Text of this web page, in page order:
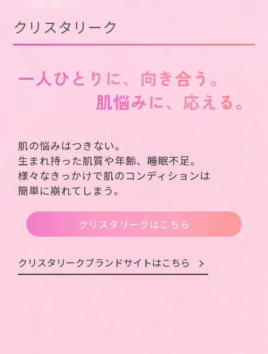
クリスタリーク
肌の悩みはつきない。
生まれ持った肌質や年齢、睡眠不足。
様々なきっかけで肌のコンディションは
簡単に崩れてしまう。
クリスタリークはこちら
クリスタリークブランドサイトはこちら